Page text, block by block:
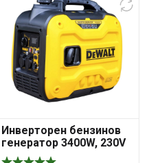
Инверторен бензинов
генератор 3400W, 230V
DeWALT DXGNI35E